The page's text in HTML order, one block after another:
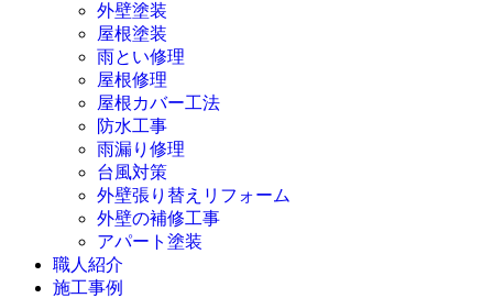
外壁塗装
屋根塗装
雨とい修理
屋根修理
屋根カバー工法
防水工事
雨漏り修理
台風対策
外壁張り替えリフォーム
外壁の補修工事
アパート塗装
職人紹介
施工事例